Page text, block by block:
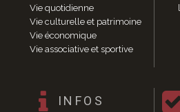
Délibérations 2009
Délibérations 2008
Agenda réunions publiques
Marchés publics
Vie quotidienne
Vie quotidienne
Vie culturelle et patrimoine
Vie économique
Vie associative et sportive
INFOS